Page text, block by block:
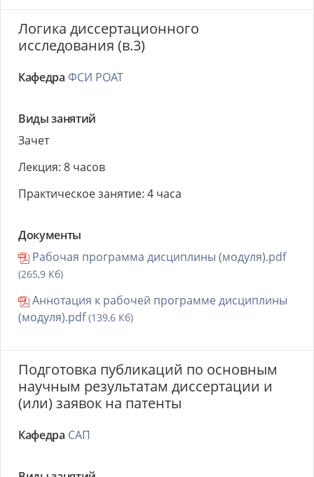
Логика диссертационного
исследования (в.3)
Кафедра ФСИ РОАТ
Виды занятий
Зачет
Лекция: 8 часов
Практическое занятие: 4 часа
Документы
Рабочая программа дисциплины (модуля).pdf
(265,9 Кб)
Аннотация к рабочей программе дисциплины
(модуля).pdf(139,6 Кб)
Подготовка публикаций по основным
научным результатам диссертации и
(или) заявок на патенты
Кафедра САП